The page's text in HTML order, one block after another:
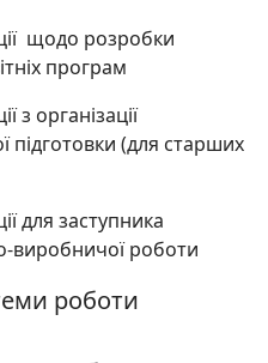
щодо розробки
програм
з організації
підготовки (для старших
для заступника
виробничої роботи
роботи